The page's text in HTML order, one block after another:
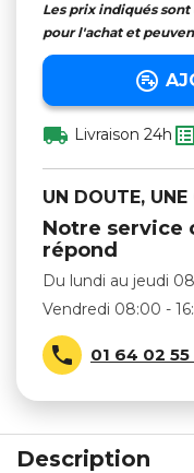
Les prix indiqués
pour l'achat et

 Livraison 24h 
UN DOUTE,
Notre service
répond
Du lundi au jeudi
Vendredi 08:00 -
 01 64 02 55
Description